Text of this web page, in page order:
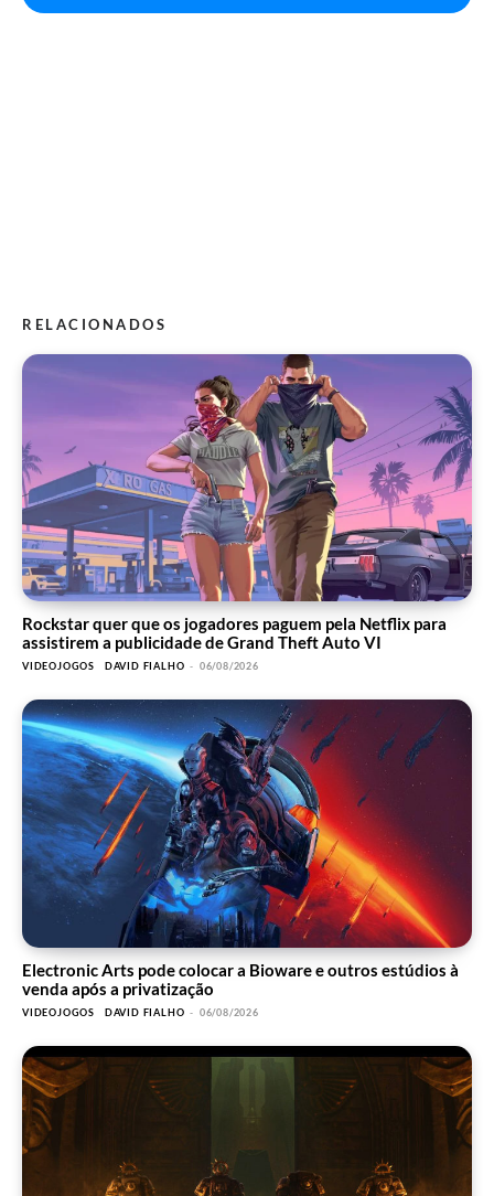
RELACIONADOS
Rockstar quer que os jogadores paguem pela Netflix para
assistirem a publicidade de Grand Theft Auto VI
VIDEOJOGOS DAVID FIALHO - 06/08/2026
Electronic Arts pode colocar a Bioware e outros estúdios à
venda após a privatização
VIDEOJOGOS DAVID FIALHO - 06/08/2026